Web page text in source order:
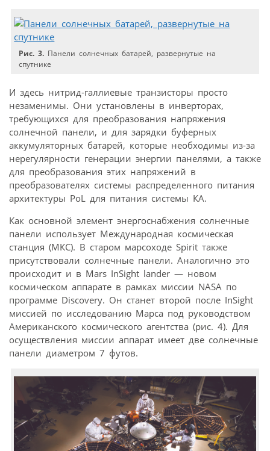
Рис. 3. Панели солнечных батарей, развернутые на
спутнике
И здесь нитрид-галлиевые транзисторы просто
незаменимы. Они установлены в инверторах,
требующихся для преобразования напряжения
солнечной панели, и для зарядки буферных
аккумуляторных батарей, которые необходимы из-за
нерегулярности генерации энергии панелями, а также
для преобразования этих напряжений в
преобразователях системы распределенного питания
архитектуры PoL для питания системы КА.
Как основной элемент энергоснабжения солнечные
панели использует Международная космическая
станция (МКС). В старом марсоходе Spirit также
присутствовали солнечные панели. Аналогично это
происходит и в Mars InSight lander — новом
космическом аппарате в рамках миссии NASA по
программе Discovery. Он станет второй после InSight
миссией по исследованию Марса под руководством
Американского космического агентства (рис. 4). Для
осуществления миссии аппарат имеет две солнечные
панели диаметром 7 футов.